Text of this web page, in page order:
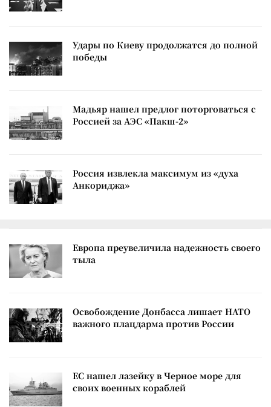
Удары по Киеву продолжатся до полной
победы
Мадьяр нашел предлог поторговаться с
Россией за АЭС «Пакш-2»
Россия извлекла максимум из «духа
Анкориджа»
Европа преувеличила надежность своего
тыла
Освобождение Донбасса лишает НАТО
важного плацдарма против России
ЕС нашел лазейку в Черное море для
своих военных кораблей